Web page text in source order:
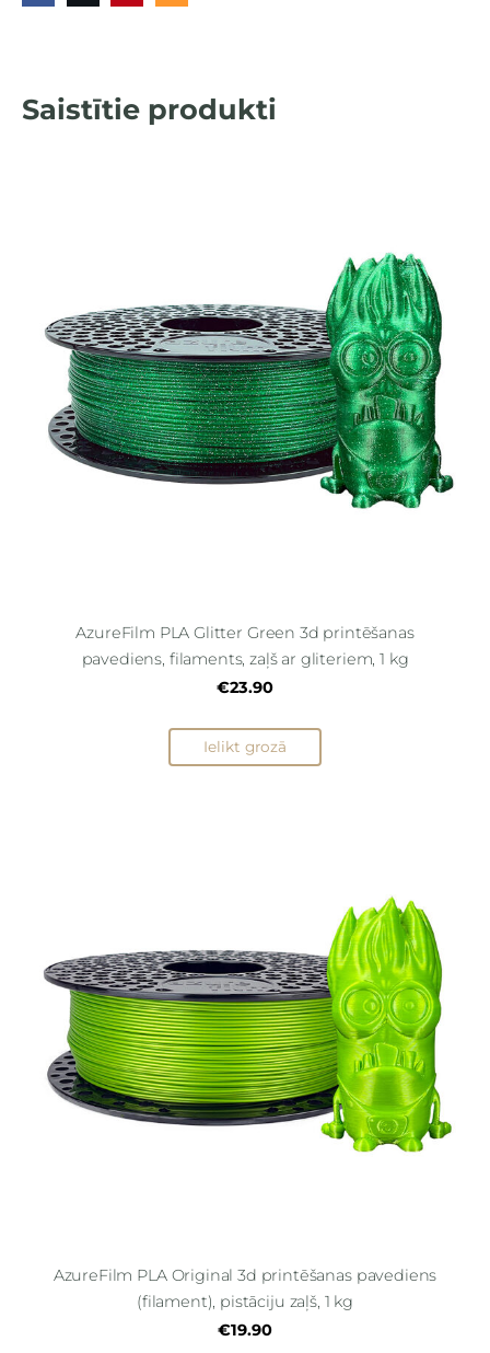
Saistītie produkti
AzureFilm PLA Glitter Green 3d printēšanas
pavediens, filaments, zaļš ar gliteriem, 1 kg
€23.90
Ielikt grozā
AzureFilm PLA Original 3d printēšanas pavediens
(filament), pistāciju zaļš, 1 kg
€19.90